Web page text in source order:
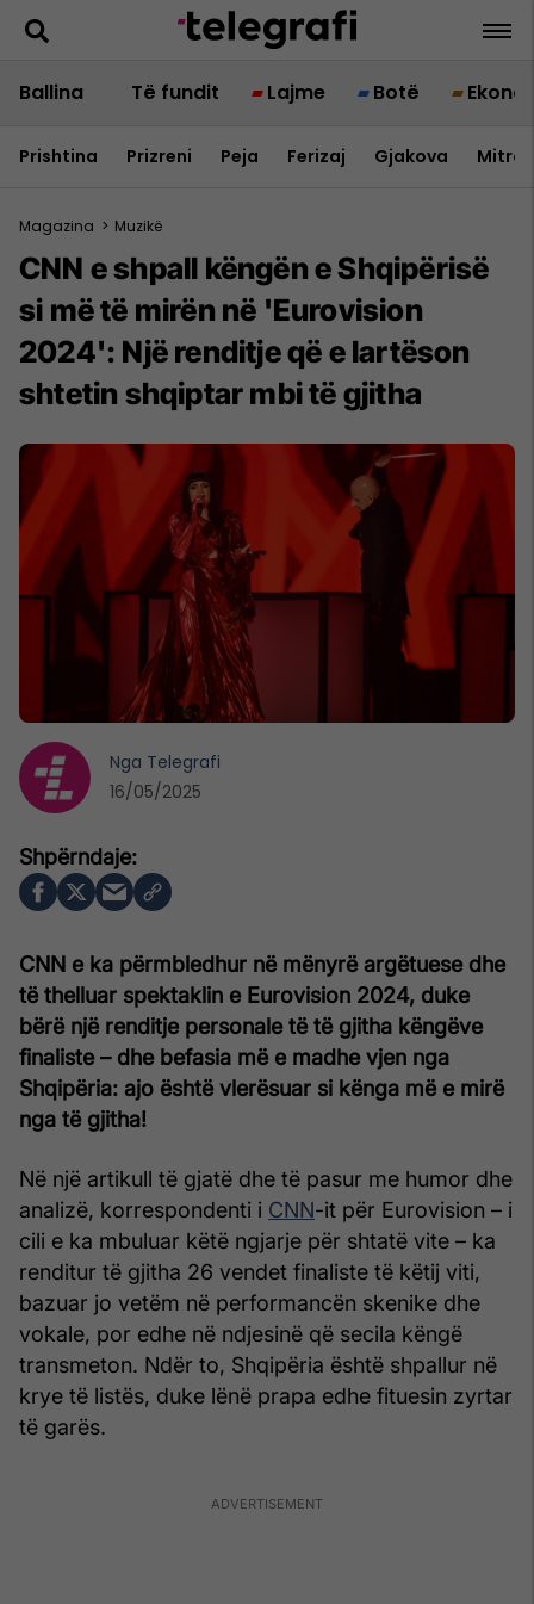
Ballina Të fundit Lajme Botë
Prishtina Prizreni Peja Ferizaj Gjakova
Magazina > Muzikë
CNN e shpall këngën e Shqipërisë
si më të mirën në 'Eurovision
2024': Një renditje që e lartëson
shtetin shqiptar mbi të gjitha
CNN e ka përmbledhur në mënyrë argëtuese dhe
të thelluar spektaklin e Eurovision 2024, duke
bërë një renditje personale të të gjitha këngëve
finaliste – dhe befasia më e madhe vjen nga
Shqipëria: ajo është vlerësuar si kënga më e mirë
nga të gjitha!
Në një artikull të gjatë dhe të pasur me humor dhe
analizë, korrespondenti i CNN-it për Eurovision – i
cili e ka mbuluar këtë ngjarje për shtatë vite – ka
renditur të gjitha 26 vendet finaliste të këtij viti,
bazuar jo vetëm në performancën skenike dhe
vokale, por edhe në ndjesinë që secila këngë
transmeton. Ndër to, Shqipëria është shpallur në
krye të listës, duke lënë prapa edhe fituesin zyrtar
të garës.
Nga Telegrafi
16/05/2025